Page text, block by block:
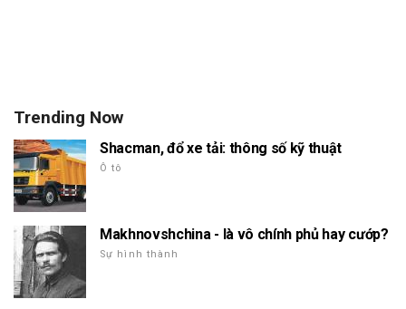
Trending Now
Shacman, đổ xe tải: thông số kỹ thuật
Ô tô
Makhnovshchina - là vô chính phủ hay cướp?
Sự hình thành